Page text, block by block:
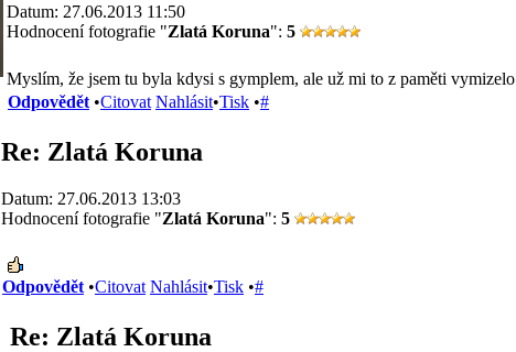
Datum: 27.06.2013 11:50
Hodnocení fotografie "Zlatá Koruna": 5
Myslím, že jsem tu byla kdysi s gymplem, ale už mi to z paměti vymizelo
Odpovědět •Citovat Nahlásit•Tisk •#
Re: Zlatá Koruna
Datum: 27.06.2013 13:03
Hodnocení fotografie "Zlatá Koruna": 5
Odpovědět •Citovat Nahlásit•Tisk •#
Re: Zlatá Koruna